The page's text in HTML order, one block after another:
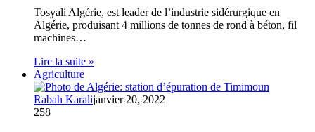
Tosyali Algérie, est leader de l’industrie sidérurgique en
Algérie, produisant 4 millions de tonnes de rond à béton, fil
machines…
Lire la suite »
Agriculture
Rabah Karalijanvier 20, 2022
258